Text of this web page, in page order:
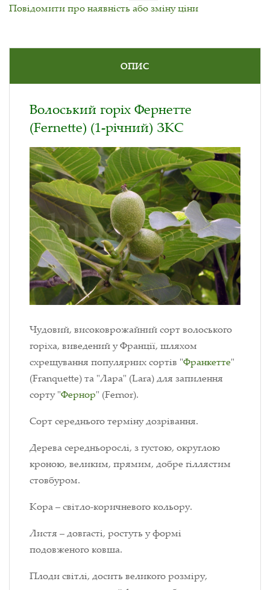
Повідомити про наявність або зміну ціни
ОПИС
Волоський горіх Фернетте
(Fernette) (1-річний) ЗКС
Чудовий, високоврожайний сорт волоського
горіха, виведений у Франції, шляхом
схрещування популярних сортів "Франкетте"
(Franquette) та "Лара" (Lara) для запилення
сорту "Фернор" (Fernor).
Сорт середнього терміну дозрівання.
Дерева середньорослі, з густою, округлою
кроною, великим, прямим, добре гіллястим
стовбуром.
Кора – світло-коричневого кольору.
Листя – довгасті, ростуть у формі
подовженого ковша.
Плоди світлі, досить великого розміру,